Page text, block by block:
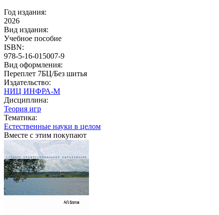
Год издания:
2026
Вид издания:
Учебное пособие
ISBN:
978-5-16-015007-9
Вид оформления:
Переплет 7БЦ/Без шитья
Издательство:
НИЦ ИНФРА-М
Дисциплина:
Теория игр
Тематика:
Естественные науки в целом
Вместе с этим покупают